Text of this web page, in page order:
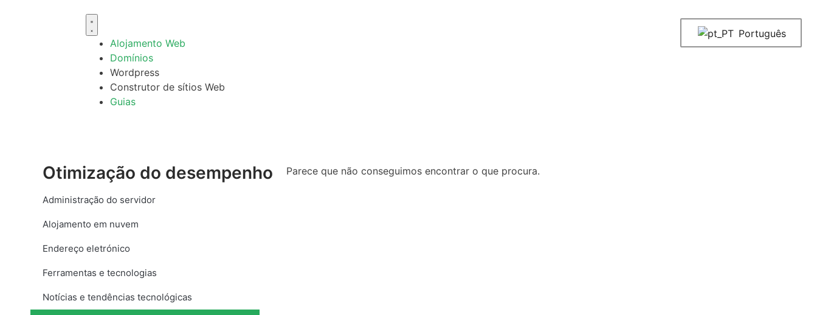
Alojamento Web
Domínios
Wordpress
Construtor de sítios Web
Guias
Português
Otimização do desempenho
Administração do servidor
Alojamento em nuvem
Endereço eletrónico
Ferramentas e tecnologias
Notícias e tendências tecnológicas
Parece que não conseguimos encontrar o que procura.